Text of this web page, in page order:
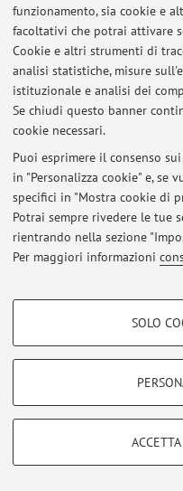
funzionamento, sia cookie e
facoltativi che potrai attivare
Cookie e altri strumenti di
analisi statistiche, misure
istituzionale e analisi dei
Se chiudi questo banner
cookie necessari.
Puoi esprimere il consenso
in "Personalizza cookie" e, se
specifici in "Mostra cookie di
Potrai sempre rivedere le tue
rientrando nella sezione
Per maggiori informazioni
COOKIE DI
COOKIE TECNICI -
Si tratta di cookie tecnici
SOLO
Dipartimento di Scienze
Via Belle Arti 41,
Visualizzazione prova
Pubblicato il: 06 maggio 2013
Tutti gli avvisi
per
Zamboni, 33 - 40126